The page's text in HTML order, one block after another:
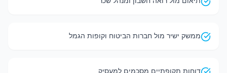
ממשק ישיר מול חברות הביטוח וקופות הגמל
דוחות תקופתיים מסכמים למעסיק